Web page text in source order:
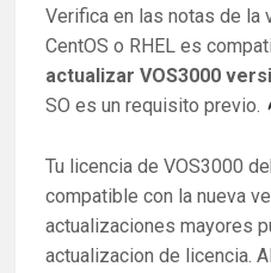
Verifica en las notas de la
CentOS o RHEL es
actualizar VOS3000
SO es un requisito previo.
Tu licencia de VOS3000
compatible con la nueva
actualizaciones mayores
actualizacion de licencia.